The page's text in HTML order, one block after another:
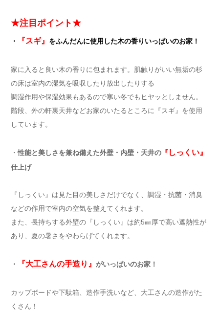
★注目ポイント★
・ 『スギ』 をふんだんに使用した木の香りいっぱいのお家！
家に入ると良い木の香りに包まれます。肌触りがいい無垢の杉
の床は室内の湿気を吸収したり放出したりする
調湿作用や保湿効果もあるので寒い冬でもヒヤッとしません。
階段、外の軒裏天井などお家のいたるところに『スギ』を使用
しています。
・性能と美しさを兼ね備えた外壁・内壁・天井の 『 しっくい』
仕上げ
『しっくい』は見た目の美しさだけでなく、調湿・抗菌・消臭
などの作用で室内の空気を整えてくれます。
また、長持ちする外壁の『しっくい』は約5㎜厚で高い遮熱性が
あり、夏の暑さをやわらげてくれます。
・ 『大工さんの手造り』 がいっぱいのお家！
カップボードや下駄箱、造作手洗いなど、大工さんの造作がた
くさん！